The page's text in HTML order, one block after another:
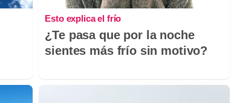
Esto explica el frío
¿Te pasa que por la noche
sientes más frío sin motivo?